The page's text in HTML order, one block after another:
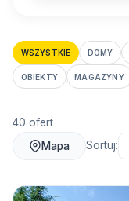
WSZYSTKIE DOMY
OBIEKTY MAGAZYNY
40 ofert
Mapa
Sortuj: